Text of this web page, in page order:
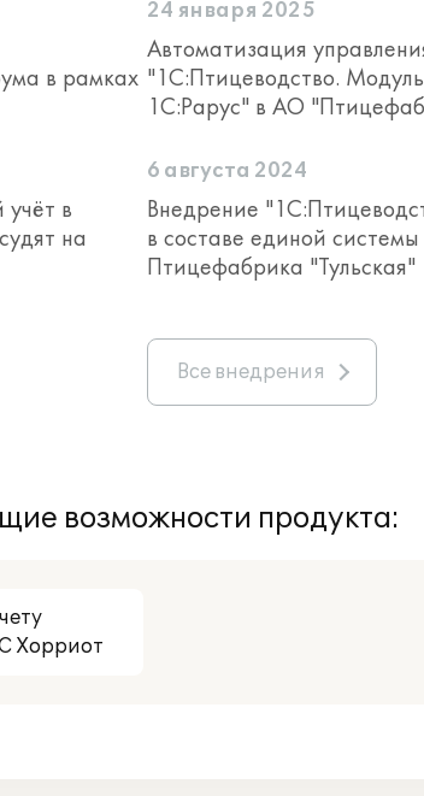
в рамках
в
на
24 января 2025
Автоматизация
"1С:Птицеводство.
1С:Рарус" в АО
6 августа 2024
Внедрение
в составе единой
Птицефабрика "Тульская"
Все внедрения
возможности продукта:
Хорриот